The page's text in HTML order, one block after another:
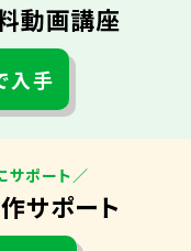
動画講座
入手
サポート／
サポート